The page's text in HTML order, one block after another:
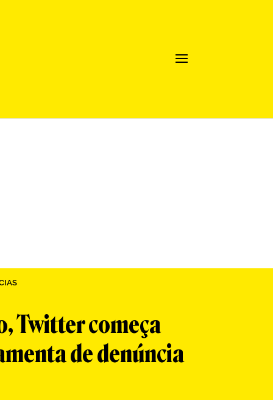
Twitter começa
de denúncia